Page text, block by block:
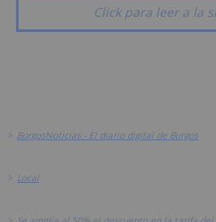
Click para leer a la
> BurgosNoticias - El diario digital de Burgos
> Local